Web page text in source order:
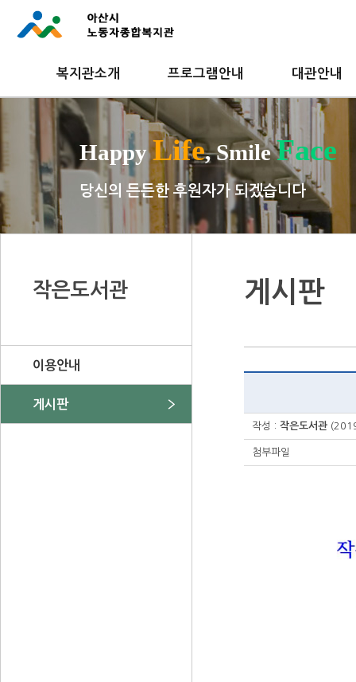
복지관소개 프로그램안내 대관안내
HappyLife, SmileFace
당신의 든든한 후원자가 되겠습니다
작은도서관
이용안내
게시판
게시판
작성 : 작은도서관
첨부파일